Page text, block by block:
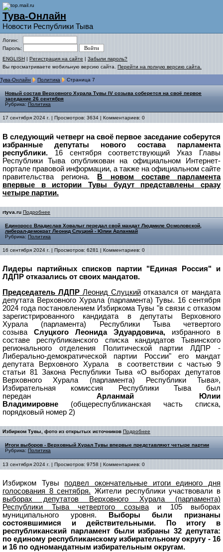
Тува-Онлайн
Новости Республики Тыва
Логин:
Пароль:
ENGLISH | Регистрация на сайте | Забыли пароль?
Вы просматриваете мобильную версию сайта. Перейти на полную версию сайта.
Тува-Онлайн Политика Страница 7
Новый состав Верховного Хурала Тувы IV созыва соберется на своё первое
заседание 26 сентября
Рубрика: Политика
17 сентября 2024 г. | Просмотров: 3634 | Комментариев: 0
В следующий четверг на своё первое заседание соберутся
избранные депутаты нового состава парламента
республики. 16 сентября соответствующий Указ Главы
Республики Тыва опубликован на официальном Интернет-
портале правовой информации, а также на официальном сайте
правительства региона.
В новом составе парламента
впервые в истории Тувы будут представлены сразу
четыре партии.
rtyva.ru Подробнее
Единоросс Владислав Ховалыг передал свой мандат Людмиле Осмоловской,
либерал-демократ Леонид Слуцкий - Юлии Арланмай
Рубрика: Политика
16 сентября 2024 г. | Просмотров: 6281 | Комментариев: 0
Лидеры партийных списков партии "Единая Россия" и
ЛДПР отказались от своих мандатов.
Председатель ЛДПРЛеонид Слуцкийотказался от мандата
депутата Верховного Хурала (парламента) Тувы. 16 сентября
2024 года постановлением Избиркома Тувы "в связи с отказом
зарегистрированного кандидата в депутаты Верховного
Хурала (парламента) Республики Тыва четвертого
созыва Слуцкого Леонида Эдуардовича, избранного в
составе республиканского списка кандидатов Тывинского
регионального отделения Политической партии ЛДПР -
Либерально-демократической партии России" его мандат
депутата Верховного Хурала в соответствии с частью 9
статьи 81 Закона Республики Тыва «О выборах депутатов
Верховного Хурала (парламента) Республики Тыва»,
Избирательная комиссия Республики Тыва был
передан Арланмай Юлии
Владимировне (общереспубликанская часть списка,
порядковый номер 2)
Избирком Тувы, фото из открытых источников Подробнее
Итоги выборов - Верховный Хурал Тувы впервые представляют четыре партии
Рубрика: Политика
13 сентября 2024 г. | Просмотров: 9758 | Комментариев: 0
Избирком Тувы подвел окончательные итоги единого дня
голосования 8 сентября. Жители республики участвовали в
выборах депутатов Верховного Хурала (парламента)
Республики Тыва четвертого созываи 105 выборах
муниципального уровня.
Выборы были признаны
состоявшимися и действительными. По итогу в
республиканский парламент были избраны 32 депутата:
по единому республиканскому избирательному округу - 16
и 16 по одномандатным избирательным округам.